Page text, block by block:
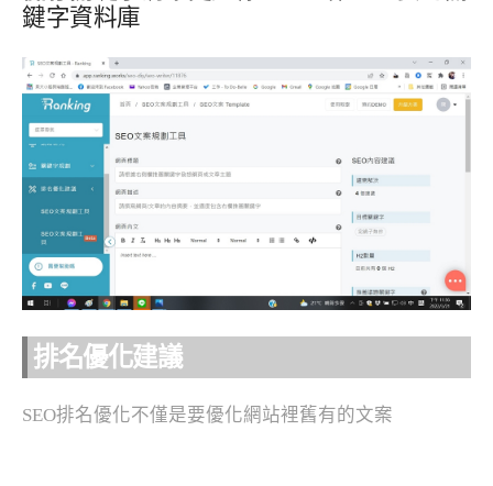
鍵字資料庫
排名優化建議
SEO排名優化不僅是要優化網站裡舊有的文案